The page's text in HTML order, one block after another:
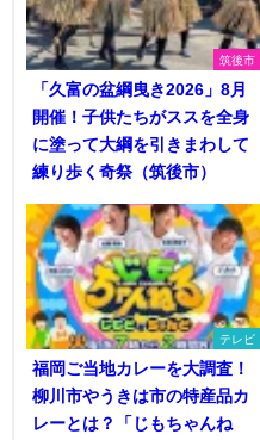
筑後市
「久富の盆綱曳き2026」8月
開催！子供たちがススを全身
に塗って大綱を引きまわして
練り歩く奇祭（筑後市）
テレビ
福岡ご当地カレーを大調査！
柳川市やうきは市の特産品カ
レーとは？「じもちゃんね